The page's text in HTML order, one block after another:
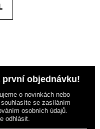
první objednávku!
o novinkách nebo
se zasíláním
osobních údajů.
odhlásit.